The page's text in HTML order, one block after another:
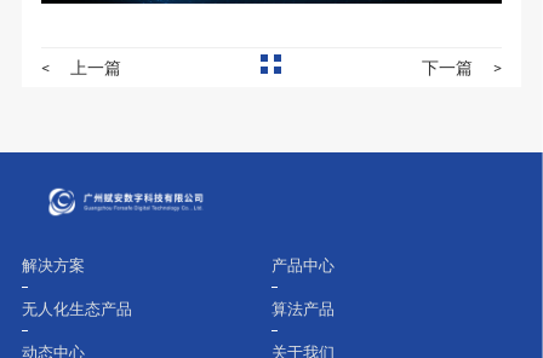
< 上一篇 下一篇 >
解决方案 产品中心
无人化生态产品 算法产品
动态中心 关于我们